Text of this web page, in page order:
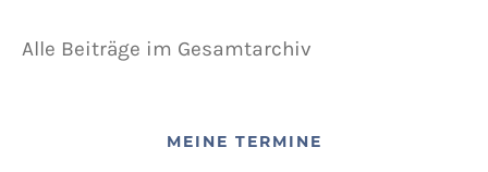
Alle Beiträge im Gesamtarchiv
MEINE TERMINE